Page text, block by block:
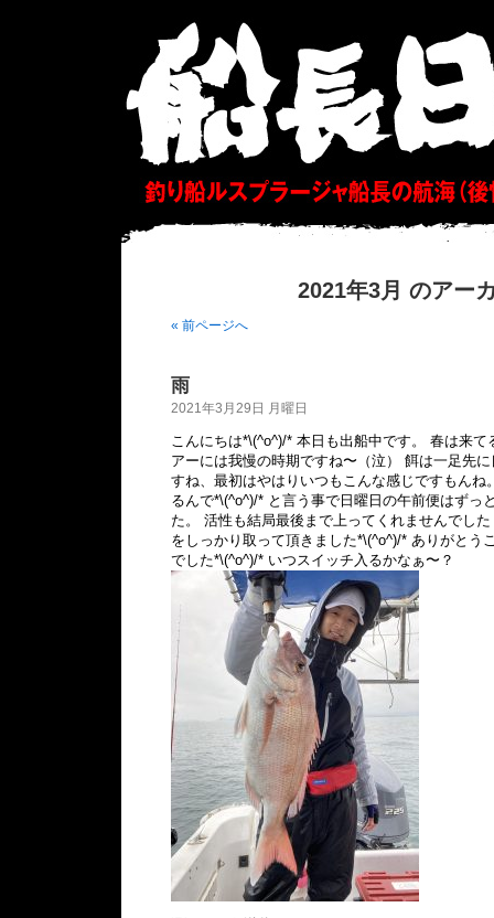
2021年3月 のアー
« 前ページへ
雨
2021年3月29日 月曜日
こんにちは*\(^o^)/* 本日も出船中です。 春は来
アーには我慢の時期ですね〜（泣） 餌は一足先
すね、最初はやはりいつもこんな感じですもんね
るんで*\(^o^)/* と言う事で日曜日の午前便はずっ
た。 活性も結局最後まで上ってくれませんでし
をしっかり取って頂きました*\(^o^)/* ありがとう
でした*\(^o^)/* いつスイッチ入るかなぁ〜？